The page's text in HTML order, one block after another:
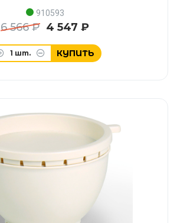
910593
6 566 ₽ 4 547 ₽
1 шт. КУПИТЬ